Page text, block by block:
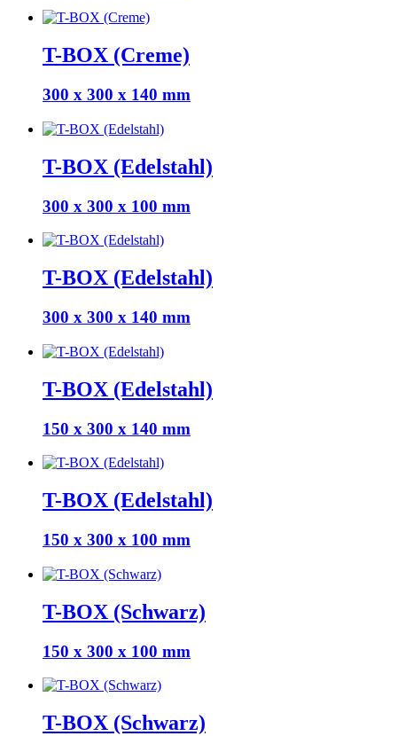
T-BOX (Creme)
300 x 300 x 140 mm
T-BOX (Edelstahl)
300 x 300 x 100 mm
T-BOX (Edelstahl)
300 x 300 x 140 mm
T-BOX (Edelstahl)
150 x 300 x 140 mm
T-BOX (Edelstahl)
150 x 300 x 100 mm
T-BOX (Schwarz)
150 x 300 x 100 mm
T-BOX (Schwarz)